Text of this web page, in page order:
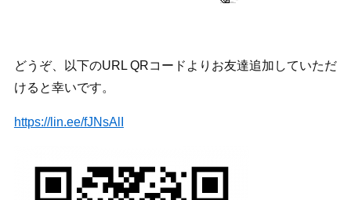
どうぞ、以下のURL QRコードよりお友達追加していただ
けると幸いです。
https://lin.ee/fJNsAlI